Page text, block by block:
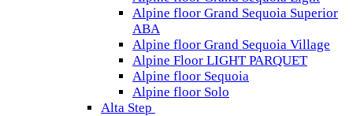
Alpine floor Grand Sequoia Superior
ABA
Alpine floor Grand Sequoia Village
Alpine Floor LIGHT PARQUET
Alpine floor Sequoia
Alpine floor Solo
Alta Step